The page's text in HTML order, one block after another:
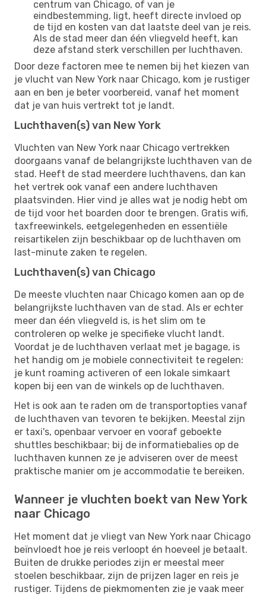
centrum van Chicago, of van je
eindbestemming, ligt, heeft directe invloed op
de tijd en kosten van dat laatste deel van je reis.
Als de stad meer dan één vliegveld heeft, kan
deze afstand sterk verschillen per luchthaven.
Door deze factoren mee te nemen bij het kiezen van
je vlucht van New York naar Chicago, kom je rustiger
aan en ben je beter voorbereid, vanaf het moment
dat je van huis vertrekt tot je landt.
Luchthaven(s) van New York
Vluchten van New York naar Chicago vertrekken
doorgaans vanaf de belangrijkste luchthaven van de
stad. Heeft de stad meerdere luchthavens, dan kan
het vertrek ook vanaf een andere luchthaven
plaatsvinden. Hier vind je alles wat je nodig hebt om
de tijd voor het boarden door te brengen. Gratis wifi,
taxfreewinkels, eetgelegenheden en essentiële
reisartikelen zijn beschikbaar op de luchthaven om
last-minute zaken te regelen.
Luchthaven(s) van Chicago
De meeste vluchten naar Chicago komen aan op de
belangrijkste luchthaven van de stad. Als er echter
meer dan één vliegveld is, is het slim om te
controleren op welke je specifieke vlucht landt.
Voordat je de luchthaven verlaat met je bagage, is
het handig om je mobiele connectiviteit te regelen:
je kunt roaming activeren of een lokale simkaart
kopen bij een van de winkels op de luchthaven.
Het is ook aan te raden om de transportopties vanaf
de luchthaven van tevoren te bekijken. Meestal zijn
er taxi's, openbaar vervoer en vooraf geboekte
shuttles beschikbaar; bij de informatiebalies op de
luchthaven kunnen ze je adviseren over de meest
praktische manier om je accommodatie te bereiken.
Wanneer je vluchten boekt van New York
naar Chicago
Het moment dat je vliegt van New York naar Chicago
beïnvloedt hoe je reis verloopt én hoeveel je betaalt.
Buiten de drukke periodes zijn er meestal meer
stoelen beschikbaar, zijn de prijzen lager en reis je
rustiger. Tijdens de piekmomenten zie je vaak meer